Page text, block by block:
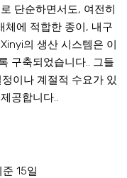
단순하면서도, 여전히
체에 적합한 종이, 내구
의 생산 시스템은 이
구축되었습니다.. 그들
이나 계절적 수요가 있
공합니다..
15일